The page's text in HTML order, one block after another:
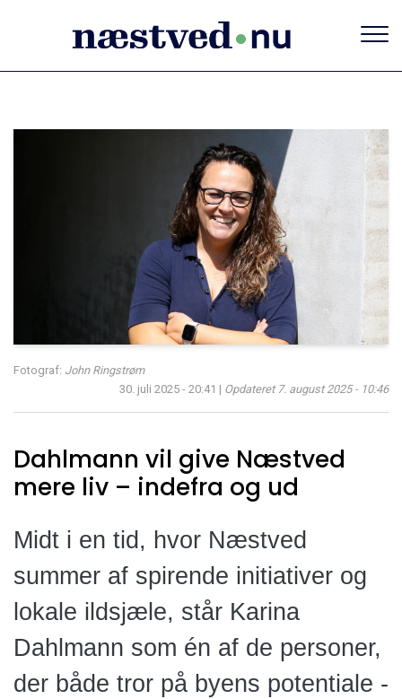
hovedindhold
Fotograf: John Ringstrøm
30. juli 2025 - 20:41 | Opdateret 7. august 2025 - 10:46
Dahlmann vil give Næstved
mere liv – indefra og ud
Midt i en tid, hvor Næstved
summer af spirende initiativer og
lokale ildsjæle, står Karina
Dahlmann som én af de personer,
der både tror på byens potentiale -